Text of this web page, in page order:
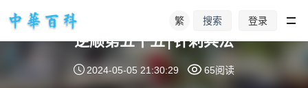
繁 搜索 登录
逆顺第五十五|针刺兵法
2024-05-05 21:30:29 65阅读